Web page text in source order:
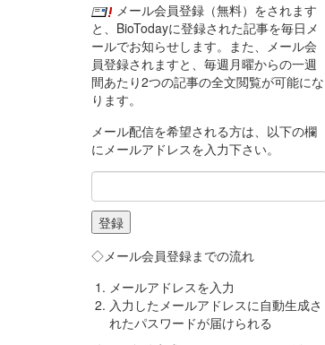
メール会員登録（無料）をされます
と、BioTodayに登録された記事を毎日メ
ールでお知らせします。また、メール会
員登録されますと、毎週月曜からの一週
間あたり2つの記事の全文閲覧が可能にな
ります。
メール配信を希望される方は、以下の欄
にメールアドレスを入力下さい。
◇メール会員登録までの流れ
メールアドレスを入力
入力したメールアドレスに自動生成さ
れたパスワードが届けられる